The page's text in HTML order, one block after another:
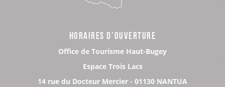
HORAIRES D’OUVERTURE
Office de Tourisme Haut-Bugey
Espace Trois Lacs
14 rue du Docteur Mercier - 01130 NANTUA